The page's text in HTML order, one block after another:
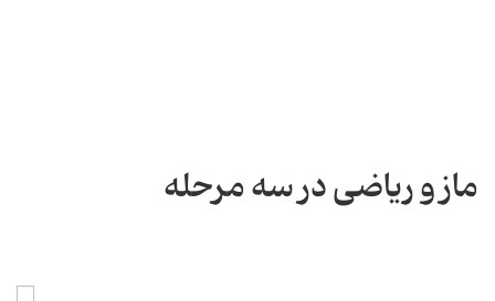
ماز و ریاضی در سه مرحله